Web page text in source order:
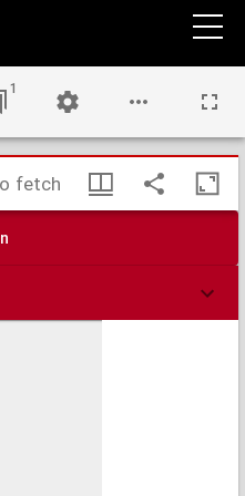
Paracelsi, Philosophi Summi, &
1
fetch